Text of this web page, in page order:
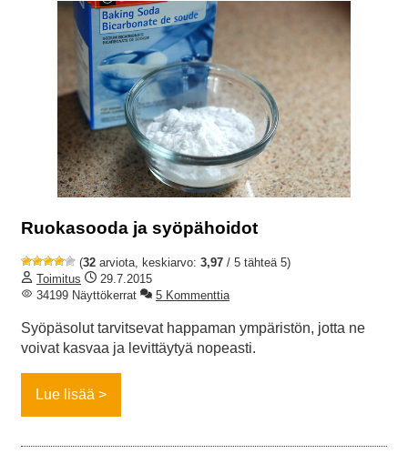
Ruokasooda ja syöpähoidot
(32 arviota, keskiarvo: 3,97 / 5 tähteä 5)
Toimitus
29.7.2015
34199 Näyttökerrat
5 Kommenttia
Syöpäsolut tarvitsevat happaman ympäristön, jotta ne
voivat kasvaa ja levittäytyä nopeasti.
Lue lisää